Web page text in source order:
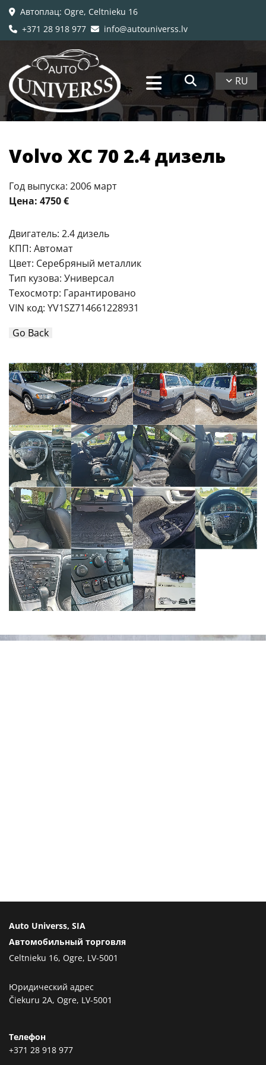
 Автоплац: Ogre, Celtnieku 16
 +371 28 918 977  info@autouniverss.lv
RU
Volvo XC 70 2.4 дизель
Год выпуска: 2006 март
Цена: 4750 €
Двигатель: 2.4 дизель
КПП: Автомат
Цвет: Серебряный металлик
Тип кузова: Универсал
Техосмотр: Гарантировано
VIN код: YV1SZ714661228931
Go Back
Auto Universs, SIA
Автомобильный торговля
Celtnieku 16, Ogre, LV-5001
Юридический адрес
Čiekuru 2A, Ogre, LV-5001
Телефон
+371 28 918 977